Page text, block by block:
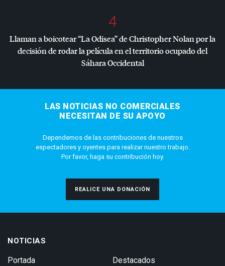
4
Llaman a boicotear “La Odisea” de Christopher Nolan por la
decisión de rodar la película en el territorio ocupado del
Sáhara Occidental
LAS NOTICIAS NO COMERCIALES
NECESITAN DE SU APOYO
Dependemos de las contribuciones de nuestros
espectadores y oyentes para realizar nuestro trabajo.
Por favor, haga su contribución hoy.
REALICE UNA DONACIÓN
NOTICIAS
Portada Destacados